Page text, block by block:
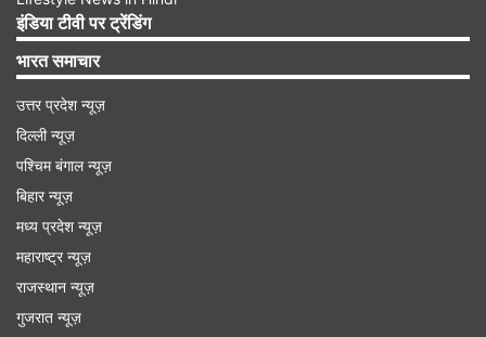
इंडिया टीवी पर ट्रेंडिंग
भारत समाचार
उत्तर प्रदेश न्यूज़
दिल्ली न्यूज़
पश्चिम बंगाल न्यूज़
बिहार न्यूज़
मध्य प्रदेश न्यूज़
महाराष्ट्र न्यूज़
राजस्थान न्यूज़
गुजरात न्यूज़